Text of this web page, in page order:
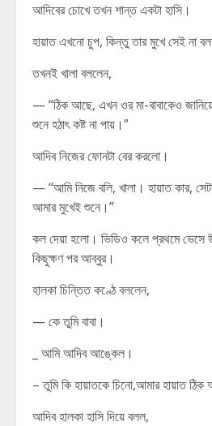
আদিবের চোখে তখন শান্ত একটা হাসি।
হায়াত এখনো চুপ, কিন্তু তার মুখে সেই না
তখনই খালা বললেন,
— “ঠিক আছে, এখন ওর মা-বাবাকেও
শুনে হঠাৎ কষ্ট না পায়।”
আদিব নিজের ফোনটা বের করলো।
— “আমি নিজে বলি, খালা। হায়াত কার,
আমার মুখেই শুনে।”
কল দেয়া হলো। ভিডিও কলে প্রথমে ভেসে
কিছুক্ষণ পর আব্বুর।
হালকা চিন্তিত কণ্ঠে বললেন,
— কে তুমি বাবা।
_ আমি আদিব আঙ্কেল।
– তুমি কি হায়াতকে চিনো,আমার হায়াত
আদিব হালকা হাসি দিয়ে বলল,